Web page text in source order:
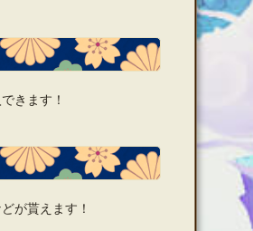
きます！
が貰えます！